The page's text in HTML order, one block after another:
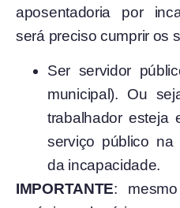
aposentadoria por
será preciso cumprir os
Ser servidor
municipal). Ou
trabalhador esteja
serviço público na
da incapacidade.
IMPORTANTE: